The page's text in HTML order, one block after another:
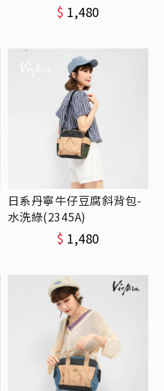
$ 1,480
日系丹寧牛仔豆腐斜背包-
水洗綠(2345A)
$ 1,480